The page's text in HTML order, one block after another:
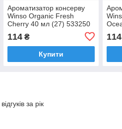
Ароматизатор консерву
Winso Organic Fresh
Cherry 40 мл (27) 533250
114₴
Купити
114
за рік